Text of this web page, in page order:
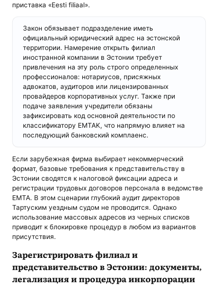
приставка «Eesti filiaal».
Закон обязывает подразделение иметь
официальный юридический адрес на эстонской
территории. Намерение открыть филиал
иностранной компании в Эстонии требует
привлечения на эту роль строго определенных
профессионалов: нотариусов, присяжных
адвокатов, аудиторов или лицензированных
провайдеров корпоративных услуг. Также при
подаче заявления учредители обязаны
зафиксировать код основной деятельности по
классификатору EMTAK, что напрямую влияет на
последующий банковский комплаенс.
Если зарубежная фирма выбирает некоммерческий
формат, базовые требования к представительству в
Эстонии сводятся к налоговой фиксации адреса и
регистрации трудовых договоров персонала в ведомстве
EMTA. В этом сценарии глубокий аудит директоров
Тартуским уездным судом не проводится. Однако
использование массовых адресов из черных списков
приводит к блокировке процедур в любом из вариантов
присутствия.
Зарегистрировать филиал и
представительство в Эстонии: документы,
легализация и процедура инкорпорации